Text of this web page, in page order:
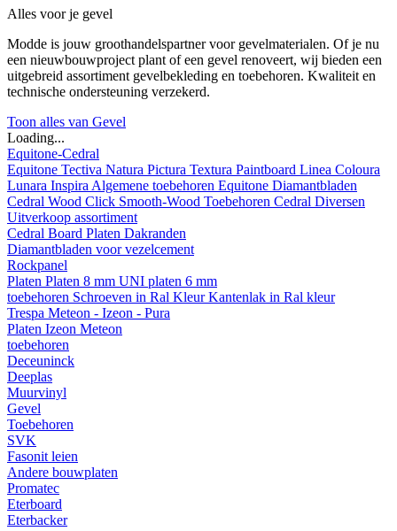
Alles voor je gevel
Modde is jouw groothandelspartner voor gevelmaterialen. Of je nu
een nieuwbouwproject plant of een gevel renoveert, wij bieden een
uitgebreid assortiment gevelbekleding en toebehoren. Kwaliteit en
technische ondersteuning verzekerd.
Toon alles van Gevel
Loading...
Equitone-Cedral
Equitone Tectiva Natura Pictura Textura Paintboard Linea Coloura
Lunara Inspira Algemene toebehoren Equitone Diamantbladen
Cedral Wood Click Smooth-Wood Toebehoren Cedral Diversen
Uitverkoop assortiment
Cedral Board Platen Dakranden
Diamantbladen voor vezelcement
Rockpanel
Platen Platen 8 mm UNI platen 6 mm
toebehoren Schroeven in Ral KleurKantenlak in Ral kleur
Trespa Meteon - Izeon - Pura
Platen Izeon Meteon
toebehoren
Deceuninck
Deeplas
Muurvinyl
Gevel
Toebehoren
SVK
Fasonit leien
Andere bouwplaten
Promatec
Eterboard
Eterbacker